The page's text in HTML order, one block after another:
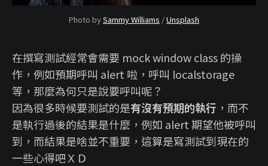
Photo bySammy Williams /Unsplash
在撰寫測試經常會需要 mock window class 的操
作，例如預期呼叫 alert 啦，呼叫 localstorage
等，那麼為何只是說要呼叫呢？
因為很多時候要測試的是有沒有預期的執行 ，而不
是執行過後的結果是什麼，例如 alert 期望他被呼叫
到，而結果是啥並不重要，這算是寫測試到現在的
一些心得吧ＸＤ